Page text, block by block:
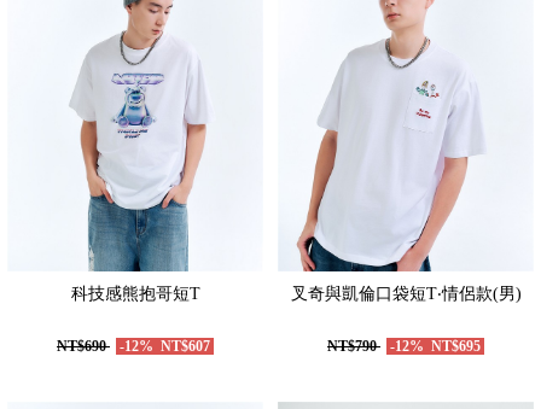
科技感熊抱哥短T
NT$690 -12% NT$607
叉奇與凱倫口袋短T‧情侶款(男)
NT$790 -12% NT$695